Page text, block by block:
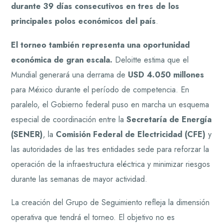
durante 39 días consecutivos en tres de los
principales polos económicos del país.
El torneo también representa una oportunidad
económica de gran escala. Deloitte estima que el
Mundial generará una derrama de USD 4.050 millones
para México durante el período de competencia. En
paralelo, el Gobierno federal puso en marcha un esquema
especial de coordinación entre laSecretaría de Energía
(SENER), la Comisión Federal de Electricidad (CFE) y
las autoridades de las tres entidades sede para reforzar la
operación de la infraestructura eléctrica y minimizar riesgos
durante las semanas de mayor actividad.
La creación del Grupo de Seguimiento refleja la dimensión
operativa que tendrá el torneo. El objetivo no es